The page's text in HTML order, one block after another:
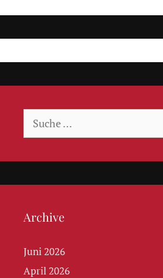
Suche
Archive
Juni 2026
April 2026